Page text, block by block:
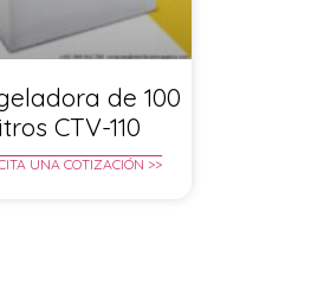
de 100
CTV-110
UNA COTIZACIÓN >>